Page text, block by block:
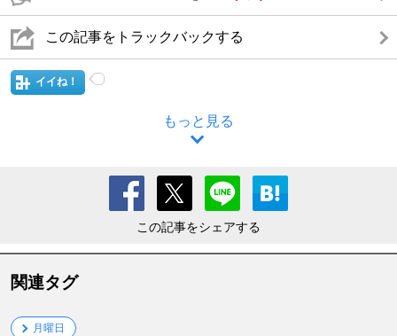
この記事をトラックバックする
イイね！
もっと見る
この記事をシェアする
関連タグ
月曜日